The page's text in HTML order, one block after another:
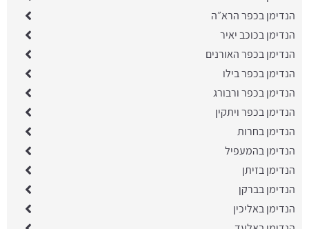
הנדימן בכפר הרא״ה
הנדימן בכוכב יאיר
הנדימן בכפר האורנים
הנדימן בכפר בילו
הנדימן בכפר ורבורג
הנדימן בכפר ויתקין
הנדימן בחרות
הנדימן בהמעפיל
הנדימן בזיתן
הנדימן בברקן
הנדימן באליכין